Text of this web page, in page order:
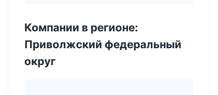
Компании в регионе:
Приволжский федеральный
округ